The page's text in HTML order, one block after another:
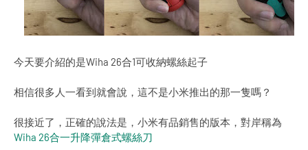
今天要介紹的是Wiha 26合1可收納螺絲起子
相信很多人一看到就會說，這不是小米推出的那一隻嗎？
很接近了，正確的說法是，小米有品銷售的版本，對岸稱為
Wiha 26合一升降彈倉式螺絲刀